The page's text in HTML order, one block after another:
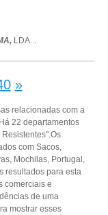
LDA...
»
relacionadas com a
22 departamentos
com Sacos,
Mochilas, Portugal,
resultados para esta
comerciais e
de uma
mostrar esses